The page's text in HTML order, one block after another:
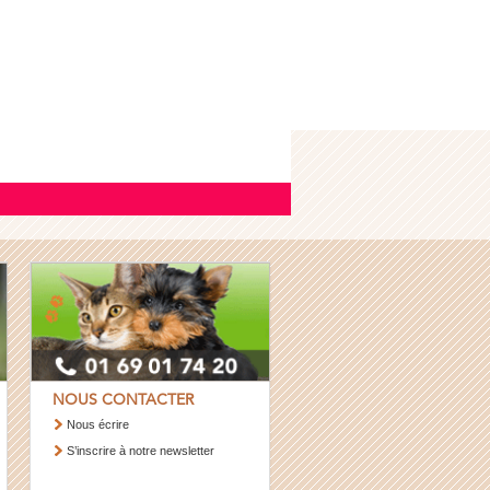
NOUS CONTACTER
Nous écrire
S’inscrire à notre newsletter